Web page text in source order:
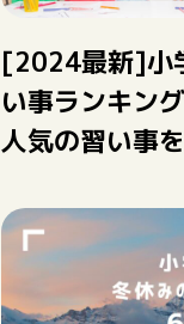
[2024最新]小
い事ランキン
人気の習い事